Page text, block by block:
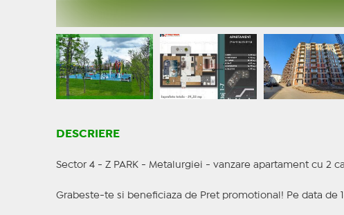
DESCRIERE
Sector 4 - Z PARK - Metalurgiei - vanzare apartament cu 2
Grabeste-te si beneficiaza de Pret promotional! Pe data de